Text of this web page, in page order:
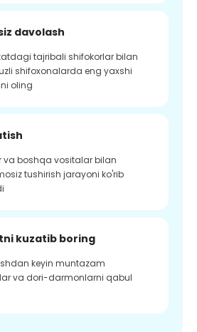
davolash
tajribali shifokorlar bilan
shifoxonalarda eng yaxshi
oling
va boshqa vositalar bilan
tushirish jarayoni ko'rib
kuzatib boring
keyin muntazam
va dori-darmonlarni qabul